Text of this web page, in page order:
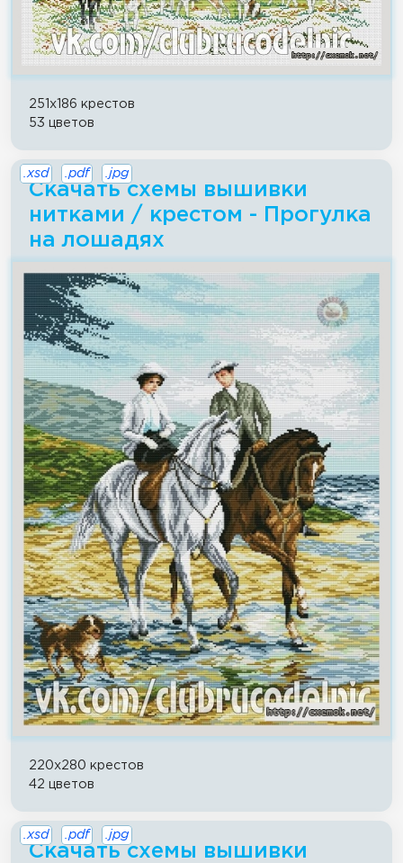
251x186 крестов
53 цветов
Скачать схемы вышивки
нитками / крестом - Прогулка
на лошадях
.xsd .pdf .jpg
220x280 крестов
42 цветов
Скачать схемы вышивки
.xsd .pdf .jpg